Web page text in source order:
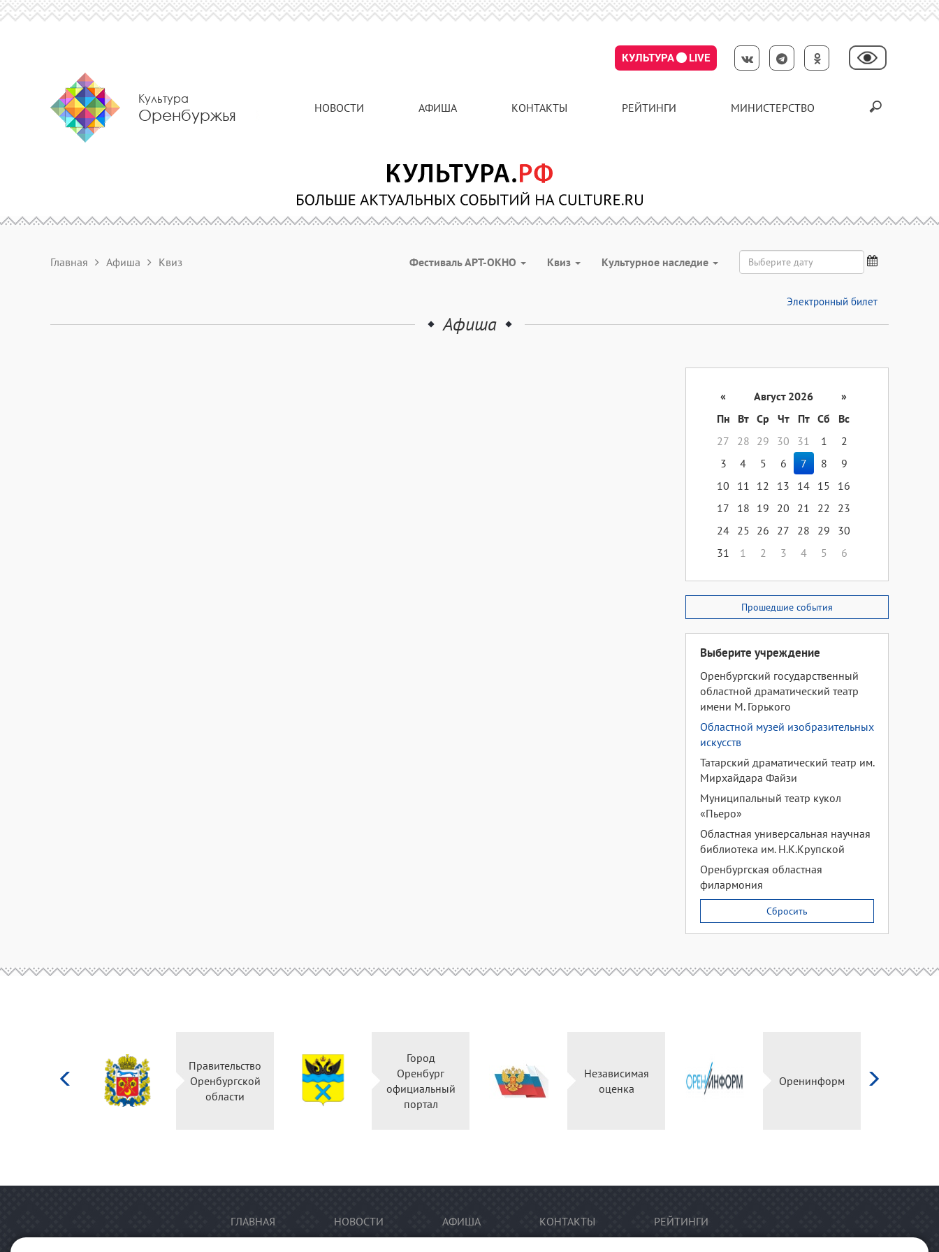
КУЛЬТУРА LIVE
Культура
Оренбуржья НОВОСТИ АФИША КОНТАКТЫ РЕЙТИНГИ МИНИСТЕРСТВО
Главная Афиша Квиз Фестиваль АРТ-ОКНО Квиз Культурное наследие
Электронный билет
Афиша
« Август 2026
»
Пн
Вт Ср Чт Пт Сб
Вс
27
28 29 30 31 1
2
3
4 5 6 7 8
9
10
11 12 13 14 15
16
17
18 19 20 21 22
23
24 25 26 27 28 29
30
31
1 2 3 4 5 6
Прошедшие события
Выберите учреждение
Оренбургский государственный
областной драматический театр
имени М. Горького
Областной музей изобразительных
искусств
Татарский драматический театр им.
Мирхайдара Файзи
Муниципальный театр кукол
«Пьеро»
Областная универсальная научная
библиотека им. Н.К.Крупской
Оренбургская областная
филармония
Сбросить
Правительство
Оренбургской
области
Город
Оренбург
официальный
портал
Независимая
оценка
Оренинформ
ГЛАВНАЯ НОВОСТИ АФИША КОНТАКТЫ РЕЙТИНГИ